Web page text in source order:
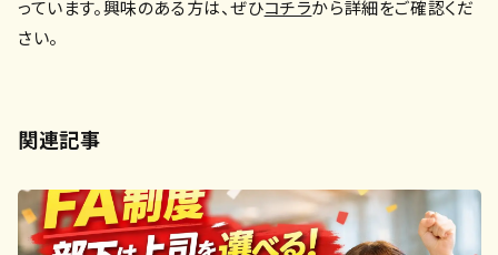
っています。興味のある方は、ぜひコチラから詳細をご確認くだ
さい。
関連記事